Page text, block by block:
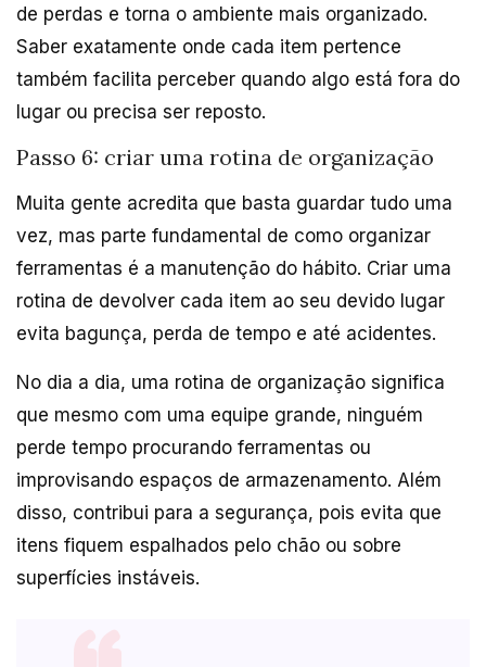
de perdas e torna o ambiente mais organizado.
Saber exatamente onde cada item pertence
também facilita perceber quando algo está fora do
lugar ou precisa ser reposto.
Passo 6: criar uma rotina de organização
Muita gente acredita que basta guardar tudo uma
vez, mas parte fundamental de como organizar
ferramentas é a manutenção do hábito. Criar uma
rotina de devolver cada item ao seu devido lugar
evita bagunça, perda de tempo e até acidentes.
No dia a dia, uma rotina de organização significa
que mesmo com uma equipe grande, ninguém
perde tempo procurando ferramentas ou
improvisando espaços de armazenamento. Além
disso, contribui para a segurança, pois evita que
itens fiquem espalhados pelo chão ou sobre
superfícies instáveis.